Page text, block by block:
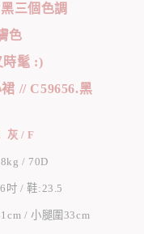
三個色調
色
時髦 :)
// C59656.黑
灰 / F
/ 70D
吋 / 鞋:23.5
/ 小腿圍33cm